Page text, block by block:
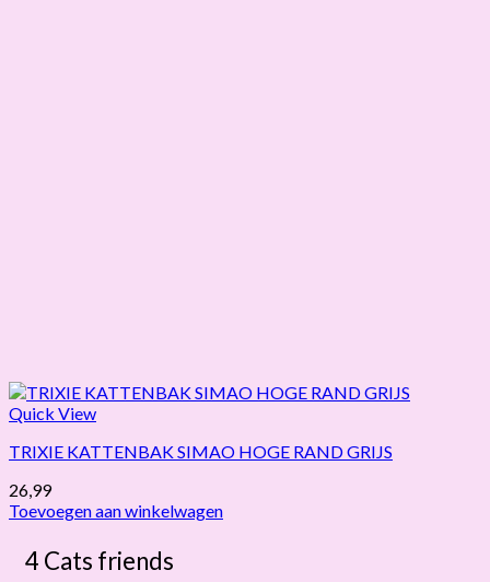
Quick View
TRIXIE KATTENBAK SIMAO HOGE RAND GRIJS
26,99
Toevoegen aan winkelwagen
4 Cats friends